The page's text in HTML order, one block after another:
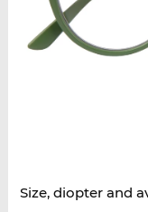
Size, diopter and